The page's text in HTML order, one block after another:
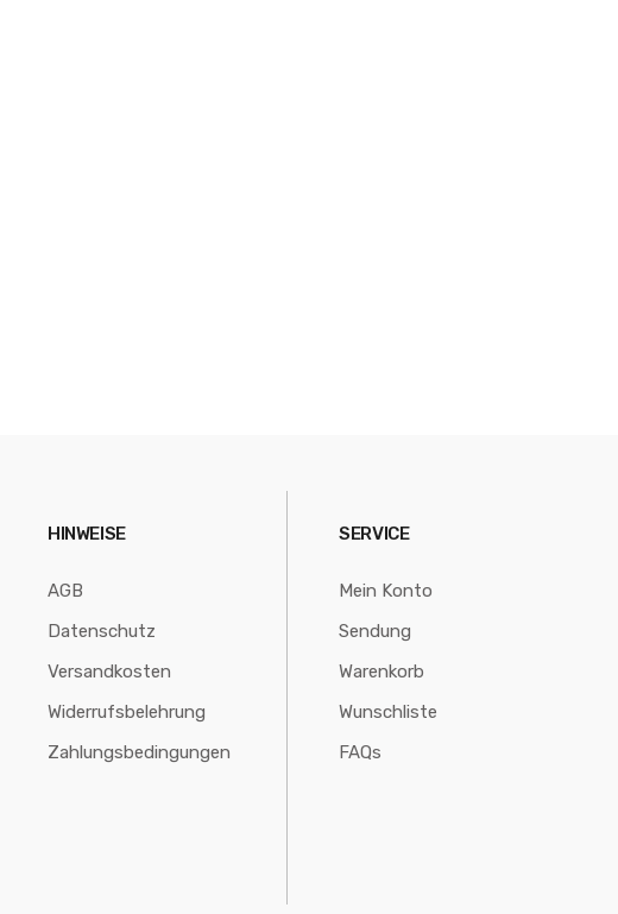
HINWEISE
AGB
Datenschutz
Versandkosten
Widerrufsbelehrung
Zahlungsbedingungen
SERVICE
Mein Konto
Sendung
Warenkorb
Wunschliste
FAQs